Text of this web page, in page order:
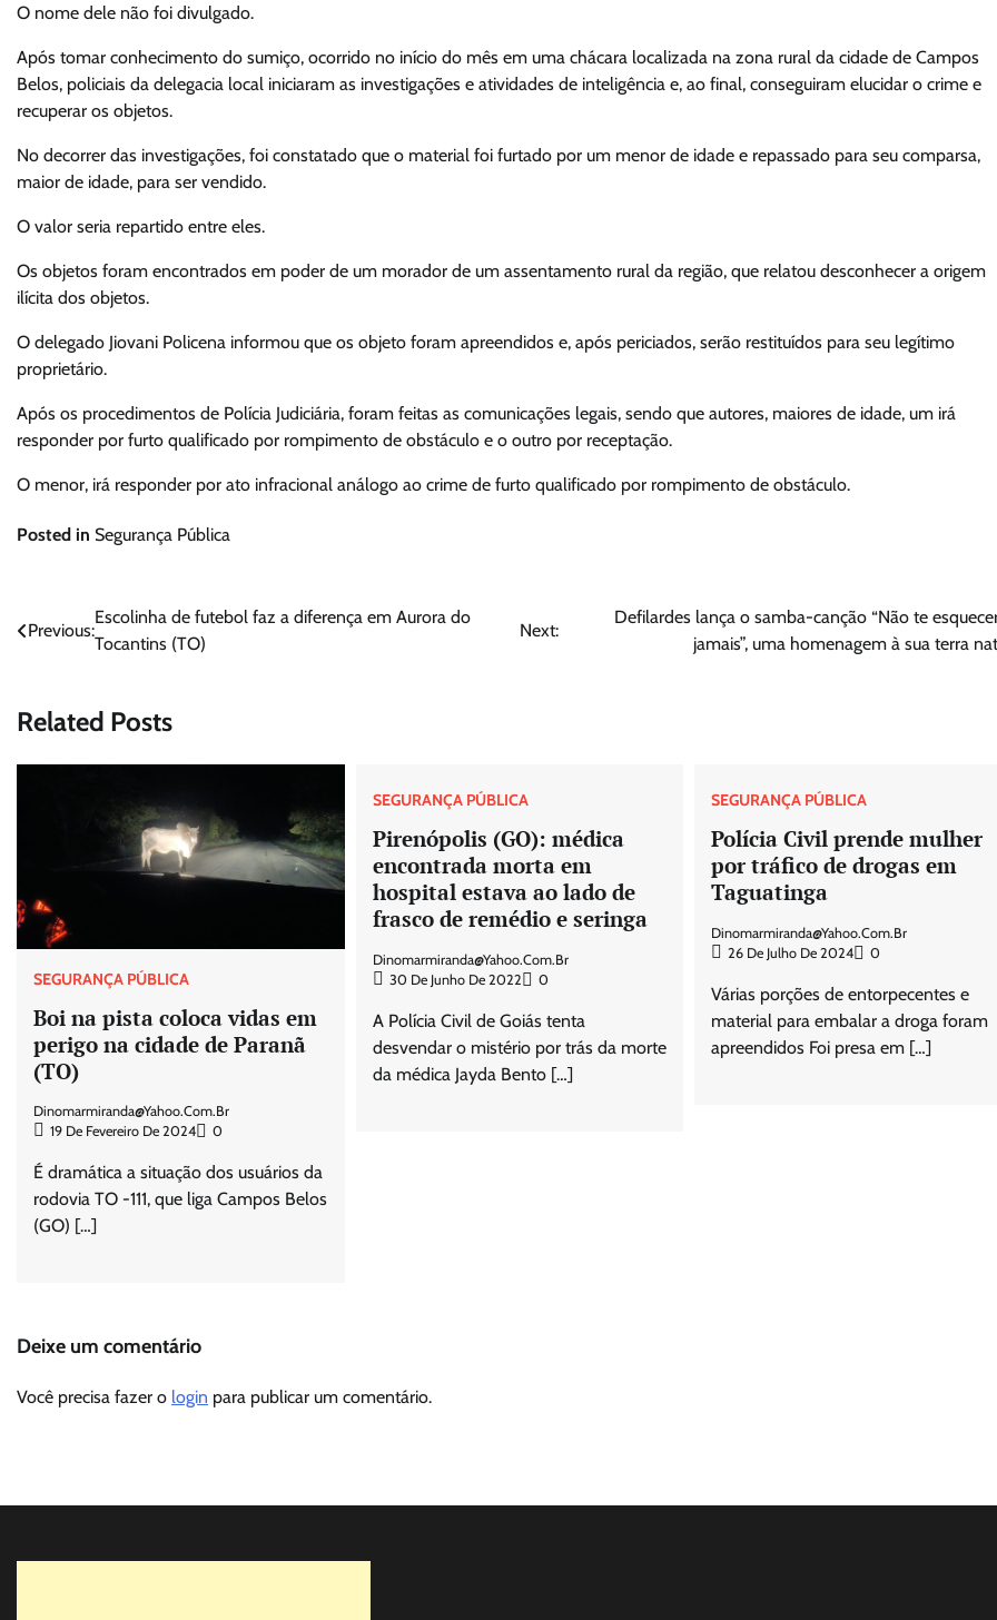
O nome dele não foi divulgado.
Após tomar conhecimento do sumiço, ocorrido no início do mês em uma chácara localizada na zona rural da cidade de Campos
Belos, policiais da delegacia local iniciaram as investigações e atividades de inteligência e, ao final, conseguiram elucidar o crime e
recuperar os objetos.
No decorrer das investigações, foi constatado que o material foi furtado por um menor de idade e repassado para seu comparsa,
maior de idade, para ser vendido.
O valor seria repartido entre eles.
Os objetos foram encontrados em poder de um morador de um assentamento rural da região, que relatou desconhecer a origem
ilícita dos objetos.
O delegado Jiovani Policena informou que os objeto foram apreendidos e, após periciados, serão restituídos para seu legítimo
proprietário.
Após os procedimentos de Polícia Judiciária, foram feitas as comunicações legais, sendo que autores, maiores de idade, um irá
responder por furto qualificado por rompimento de obstáculo e o outro por receptação.
O menor, irá responder por ato infracional análogo ao crime de furto qualificado por rompimento de obstáculo.
Posted in Segurança Pública
Navegação
Post
Previous:
Escolinha de futebol faz a diferença em Aurora do
Tocantins (TO)
Next:
Defilardes lança o samba-canção “Não te
jamais”, uma homenagem à sua terra
Related Posts
SEGURANÇA PÚBLICA
Boi na pista coloca vidas em
perigo na cidade de Paranã
(TO)
Dinomarmiranda@yahoo.com.br
19 De Fevereiro De 2024
0
É dramática a situação dos usuários da
rodovia TO -111, que liga Campos Belos
(GO) […]
SEGURANÇA PÚBLICA
Pirenópolis (GO): médica
encontrada morta em
hospital estava ao lado de
frasco de remédio e seringa
Dinomarmiranda@yahoo.com.br
30 De Junho De 2022
0
A Polícia Civil de Goiás tenta
desvendar o mistério por trás da morte
da médica Jayda Bento […]
SEGURANÇA PÚBLICA
Polícia Civil prende mulher
por tráfico de drogas em
Taguatinga
Dinomarmiranda@yahoo.com.br
26 De Julho De 2024
0
Várias porções de entorpecentes e
material para embalar a droga foram
apreendidos Foi presa em […]
Deixe um comentário
Você precisa fazer o login para publicar um comentário.